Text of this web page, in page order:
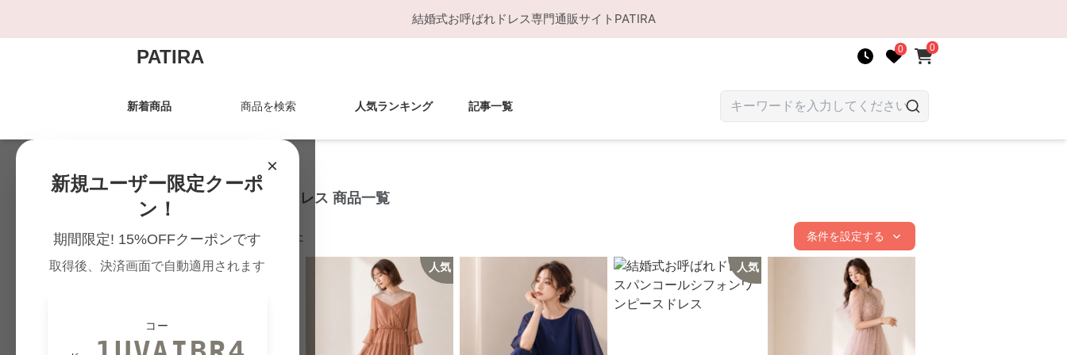
結婚式お呼ばれドレス専門通販サイト PATIRA
PATIRA 0 0
新着商品 商品を検索 人気ランキング 記事一覧
×
新規ユーザー限定クーポ
ン！
期間限定! 15%OFFクーポンです
取得後、決済画面で自動適用されます
コー
30代 結婚式お呼ばれドレス 商品一覧
211件の商品が見つかりました 条件を設定する
人気 人気